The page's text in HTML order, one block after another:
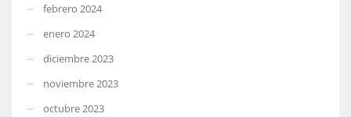
febrero 2024
enero 2024
diciembre 2023
noviembre 2023
octubre 2023